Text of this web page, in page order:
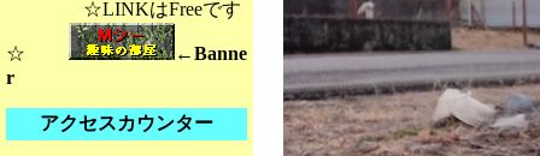
☆LINKはFreeです
☆
←Banne
r
アクセスカウンター